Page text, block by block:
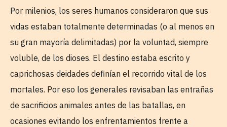
Por milenios, los seres humanos consideraron que sus
vidas estaban totalmente determinadas (o al menos en
su gran mayoría delimitadas) por la voluntad, siempre
voluble, de los dioses. El destino estaba escrito y
caprichosas deidades definían el recorrido vital de los
mortales. Por eso los generales revisaban las entrañas
de sacrificios animales antes de las batallas, en
ocasiones evitando los enfrentamientos frente a